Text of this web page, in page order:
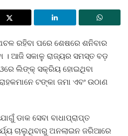
ରହିବା ପରେ ଶେଷରେ ଶନିବାର
। ଆଜି ସକାଳୁ ରାଜ୍ୟର ସମସ୍ତ ବଡ଼
ଲିଙ୍କ୍ ସକ୍ରିୟ ହୋଇଥିବା
ଟଙ୍କା ଜମା ଏବଂ ଉଠାଣ
ଡାକ ସେବା ବାଧାପ୍ରାପ୍ତ
ଚାଲୁଥିବାରୁ ଅନଲାଇନ ଜରିଆରେ